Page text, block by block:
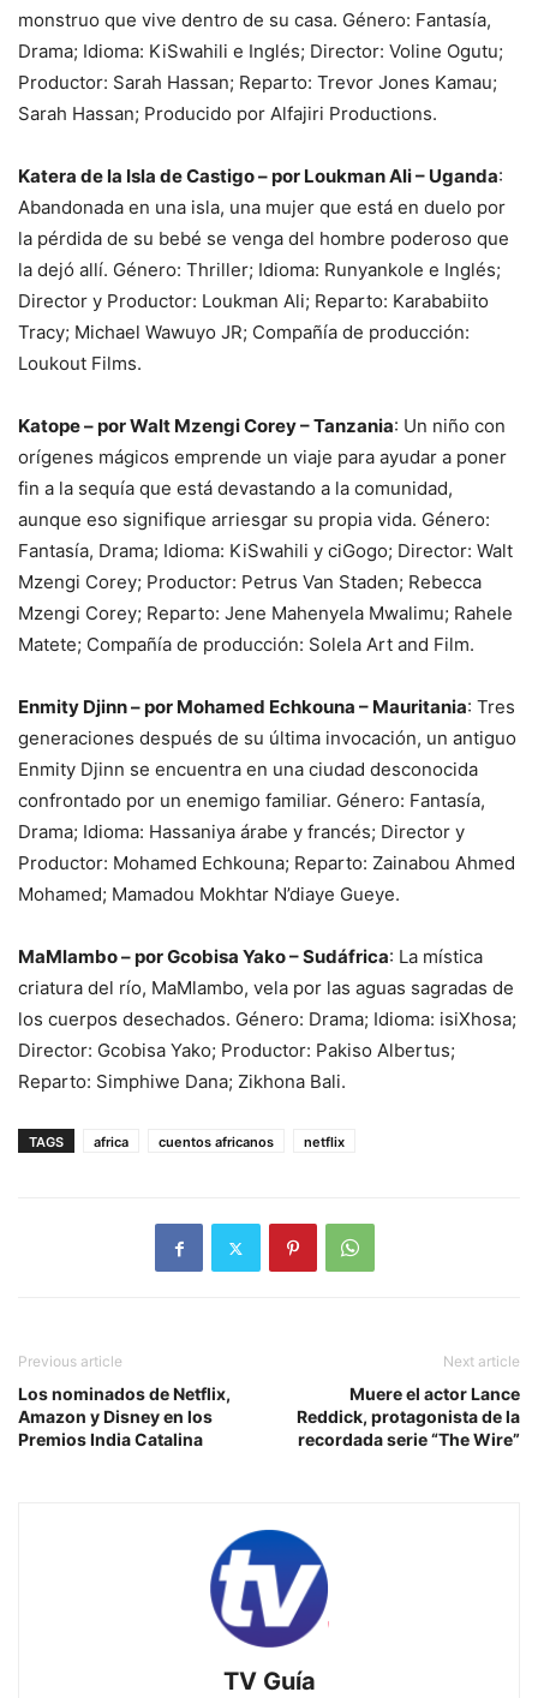
monstruo que vive dentro de su casa. Género: Fantasía,
Drama; Idioma: KiSwahili e Inglés; Director: Voline Ogutu;
Productor: Sarah Hassan; Reparto: Trevor Jones Kamau;
Sarah Hassan; Producido por Alfajiri Productions.
Katera de la Isla de Castigo – por Loukman Ali – Uganda:
Abandonada en una isla, una mujer que está en duelo por
la pérdida de su bebé se venga del hombre poderoso que
la dejó allí. Género: Thriller; Idioma: Runyankole e Inglés;
Director y Productor: Loukman Ali; Reparto: Karababiito
Tracy; Michael Wawuyo JR; Compañía de producción:
Loukout Films.
Katope – por Walt Mzengi Corey – Tanzania: Un niño con
orígenes mágicos emprende un viaje para ayudar a poner
fin a la sequía que está devastando a la comunidad,
aunque eso signifique arriesgar su propia vida. Género:
Fantasía, Drama; Idioma: KiSwahili y ciGogo; Director: Walt
Mzengi Corey; Productor: Petrus Van Staden; Rebecca
Mzengi Corey; Reparto: Jene Mahenyela Mwalimu; Rahele
Matete; Compañía de producción: Solela Art and Film.
Enmity Djinn – por Mohamed Echkouna – Mauritania: Tres
generaciones después de su última invocación, un antiguo
Enmity Djinn se encuentra en una ciudad desconocida
confrontado por un enemigo familiar. Género: Fantasía,
Drama; Idioma: Hassaniya árabe y francés; Director y
Productor: Mohamed Echkouna; Reparto: Zainabou Ahmed
Mohamed; Mamadou Mokhtar N’diaye Gueye.
MaMlambo – por Gcobisa Yako – Sudáfrica: La mística
criatura del río, MaMlambo, vela por las aguas sagradas de
los cuerpos desechados. Género: Drama; Idioma: isiXhosa;
Director: Gcobisa Yako; Productor: Pakiso Albertus;
Reparto: Simphiwe Dana; Zikhona Bali.
TAGS africa cuentos africanos netflix
Previous article
Los nominados de Netflix,
Amazon y Disney en los
Premios India Catalina
Next article
Muere el actor Lance
Reddick, protagonista de la
recordada serie “The Wire”
TV Guía